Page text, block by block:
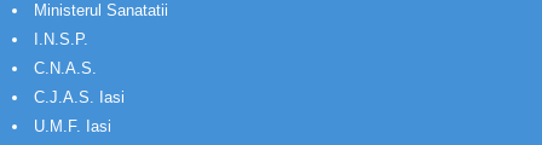
Ministerul Sanatatii
I.N.S.P.
C.N.A.S.
C.J.A.S. Iasi
U.M.F. Iasi